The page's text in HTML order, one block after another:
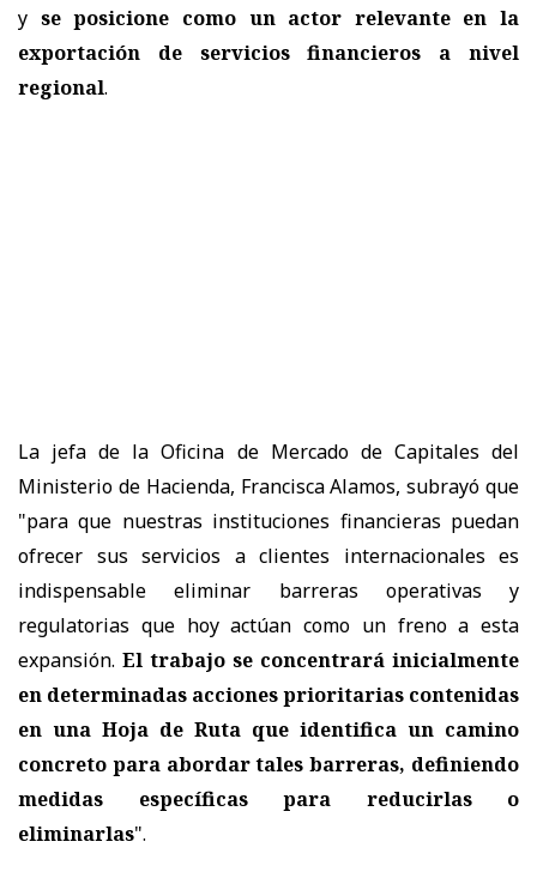
y se posicione como un actor relevante en la
exportación de servicios financieros a nivel
regional.
La jefa de la Oficina de Mercado de Capitales del
Ministerio de Hacienda, Francisca Alamos, subrayó que
"para que nuestras instituciones financieras puedan
ofrecer sus servicios a clientes internacionales es
indispensable eliminar barreras operativas y
regulatorias que hoy actúan como un freno a esta
expansión. El trabajo se concentrará inicialmente
en determinadas acciones prioritarias contenidas
en una Hoja de Ruta que identifica un camino
concreto para abordar tales barreras, definiendo
medidas específicas para reducirlas o
eliminarlas".